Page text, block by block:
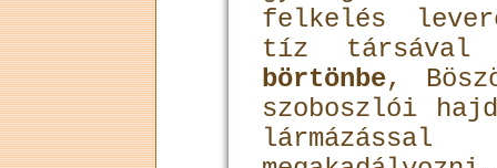
felkelés
tíz
börtönbe,
szoboszlói